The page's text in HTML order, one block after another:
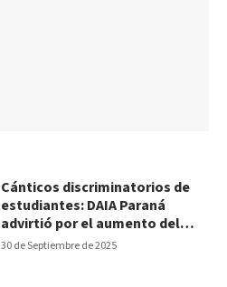
30 de Septiembre de 2025
Cánticos discriminatorios de
estudiantes: DAIA Paraná
advirtió por el aumento del
antisemitismo